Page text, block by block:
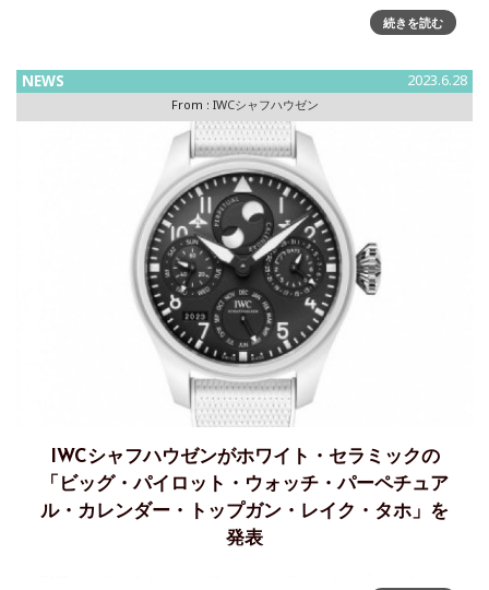
んのLINEスタンプを配布したが、この夏、世界中で愛されて
続きを読む
NEWS 2023.6.28
From : IWCシャフハウゼン
IWCシャフハウゼンがホワイト・セラミックの
「ビッグ・パイロット・ウォッチ・パーペチュア
ル・カレンダー・トップガン・レイク・タホ」を
発表